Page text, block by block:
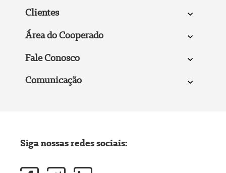
Clientes
Área do Cooperado
Fale Conosco
Comunicação
Siga nossas redes sociais: